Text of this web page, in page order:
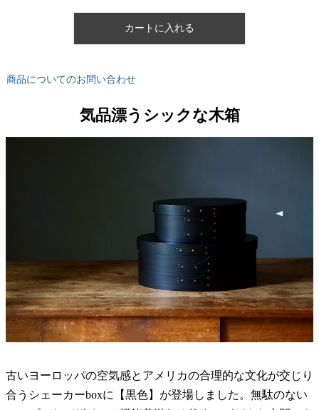
カートに入れる
商品についてのお問い合わせ
気品漂うシックな木箱
古いヨーロッパの空気感とアメリカの合理的な文化が交じり
合うシェーカーboxに【黒色】が登場しました。無駄のない